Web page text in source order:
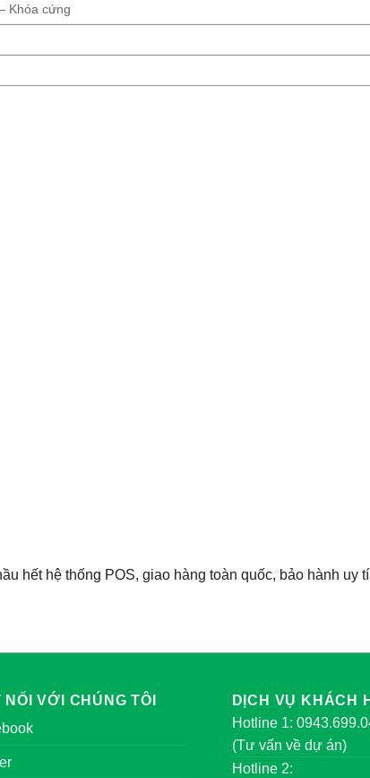
Khóa cứng
hết hệ thống POS, giao hàng toàn quốc, bảo hành uy
NỐI VỚI CHÚNG TÔI
DỊCH VỤ KHÁCH
Hotline 1:
(Tư vấn về dự án)
Hotline 2: